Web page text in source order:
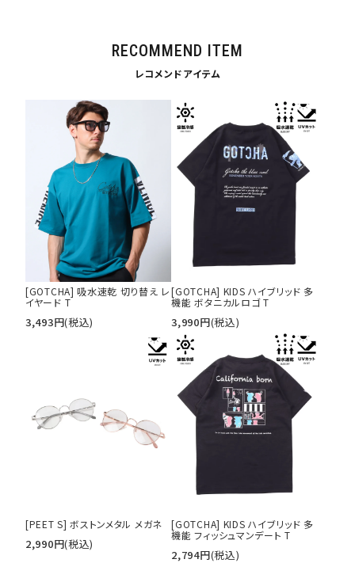
キーワードから探す
search
円 ～ 円
並び順
サイズ
RECOMMEND ITEM
レコメンドアイテム
[GOTCHA] 吸水速乾 切り替え レ
イヤード T
3,493円(税込)
[GOTCHA] KIDS ハイブリッド 多
機能 ボタニカルロゴ T
3,990円(税込)
[PEET S] ボストンメタル メガネ
2,990円(税込)
[GOTCHA] KIDS ハイブリッド 多
機能 フィッシュマンデート T
2,794円(税込)